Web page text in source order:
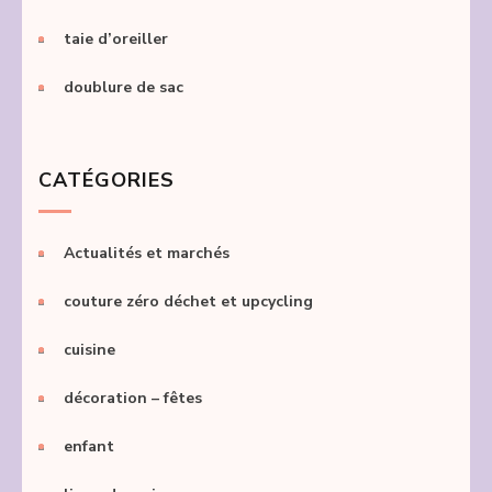
taie d’oreiller
doublure de sac
CATÉGORIES
Actualités et marchés
couture zéro déchet et upcycling
cuisine
décoration – fêtes
enfant